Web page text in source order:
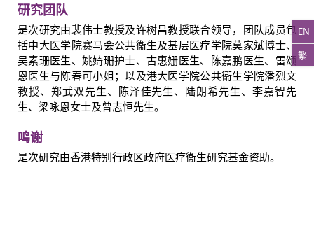
EN
繁
研究团队
是次研究由裴伟士教授及许树昌教授联合领导，团队成员包
括中大医学院赛马会公共衞生及基层医疗学院莫家斌博士、
吴素珊医生、姚婍珊护士、古惠姗医生、陈嘉鹏医生、雷颂
恩医生与陈春可小姐；以及港大医学院公共衞生学院潘烈文
教授、郑武双先生、陈泽佳先生、陆朗希先生、李嘉智先
生、梁咏恩女士及曾志恒先生。
鸣谢
是次研究由香港特别行政区政府医疗衞生研究基金资助。